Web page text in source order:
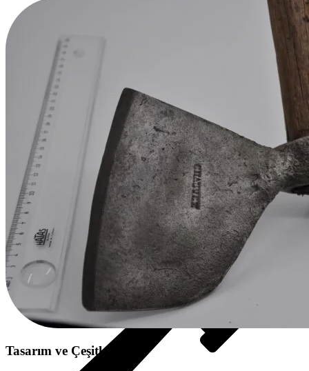
Çekiç Başlı Asalar
Çok Amaçlı Çekiçler
Tasarım ve Çeşitleri